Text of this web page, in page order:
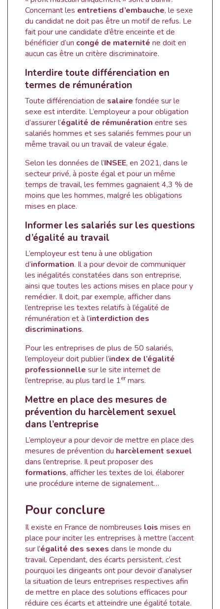
Concernant les entretiens d’embauche, le sexe
du candidat ne doit pas être un motif de refus. Le
fait pour une candidate d’être enceinte et de
bénéficier d’un congé de maternité ne doit en
aucun cas être un critère discriminatoire.
Interdire toute différenciation en
termes de rémunération
Toute différenciation de salaire fondée sur le
sexe est interdite. L’employeur a pour obligation
d’assurer l’égalité de rémunération entre ses
salariés hommes et ses salariés femmes pour un
même travail ou un travail de valeur égale.
Selon les données de l’INSEE, en 2021, dans le
secteur privé, à poste égal et pour un même
temps de travail, les femmes gagnaient 4,3 % de
moins que les hommes, malgré les obligations
mises en place.
Informer les salariés sur les questions
d’égalité au travail
L’employeur est tenu à une obligation
d’information. Il a pour devoir de communiquer
les inégalités constatées dans son entreprise,
ainsi que toutes les actions mises en place pour y
remédier. Il doit, par exemple, afficher dans
l’entreprise les textes relatifs à l’égalité de
rémunération et à l’interdiction des
discriminations.
Pour les entreprises de plus de 50 salariés,
l’employeur doit publier l’index de l’égalité
professionnelle sur le site internet de
l’entreprise, au plus tard le 1ermars.
Mettre en place des mesures de
prévention du harcèlement sexuel
dans l’entreprise
L’employeur a pour devoir de mettre en place des
mesures de prévention du harcèlement sexuel
dans l’entreprise. Il peut proposer des
formations, afficher les textes de loi, élaborer
une procédure interne de signalement…
Pour conclure
Il existe en France de nombreuses lois mises en
place pour inciter les entreprises à mettre l’accent
sur l’égalité des sexes dans le monde du
travail. Cependant, des écarts persistent, c’est
pourquoi les dirigeants ont pour devoir d’analyser
la situation de leurs entreprises respectives afin
de mettre en place des solutions efficaces pour
réduire ces écarts et atteindre une égalité totale.